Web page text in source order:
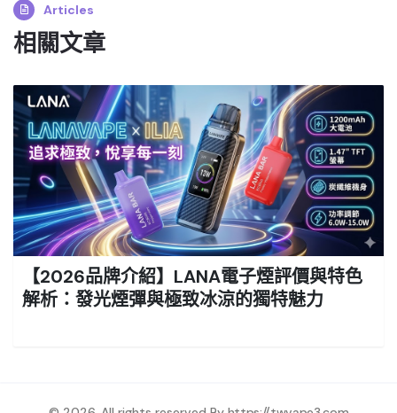
Articles
相關文章
【2026品牌介紹】LANA電子煙評價與特色
解析：發光煙彈與極致冰涼的獨特魅力